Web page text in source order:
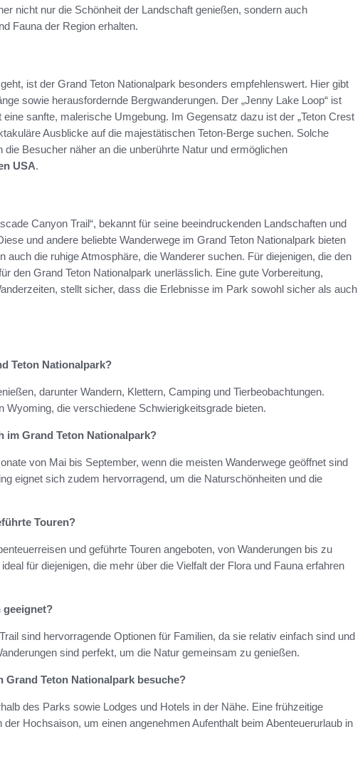
nicht nur die Schönheit der Landschaft genießen, sondern auch
Fauna der Region erhalten.
geht, ist der Grand Teton Nationalpark besonders empfehlenswert. Hier gibt
sowie herausfordernde Bergwanderungen. Der „Jenny Lake Loop“ ist
sanfte, malerische Umgebung. Im Gegensatz dazu ist der „Teton Crest
Ausblicke auf die majestätischen Teton-Berge suchen. Solche
die Besucher näher an die unberührte Natur und ermöglichen
USA.
Canyon Trail“, bekannt für seine beeindruckenden Landschaften und
und andere beliebte Wanderwege im Grand Teton Nationalpark bieten
auch die ruhige Atmosphäre, die Wanderer suchen. Für diejenigen, die den
den Grand Teton Nationalpark unerlässlich. Eine gute Vorbereitung,
stellt sicher, dass die Erlebnisse im Park sowohl sicher als auch
Teton Nationalpark?
darunter Wandern, Klettern, Camping und Tierbeobachtungen.
Wyoming, die verschiedene Schwierigkeitsgrade bieten.
im Grand Teton Nationalpark?
von Mai bis September, wenn die meisten Wanderwege geöffnet sind
eignet sich zudem hervorragend, um die Naturschönheiten und die
Touren?
und geführte Touren angeboten, von Wanderungen bis zu
für diejenigen, die mehr über die Vielfalt der Flora und Fauna erfahren
geeignet?
sind hervorragende Optionen für Familien, da sie relativ einfach sind und
sind perfekt, um die Natur gemeinsam zu genießen.
Grand Teton Nationalpark besuche?
des Parks sowie Lodges und Hotels in der Nähe. Eine frühzeitige
Hochsaison, um einen angenehmen Aufenthalt beim Abenteuerurlaub in